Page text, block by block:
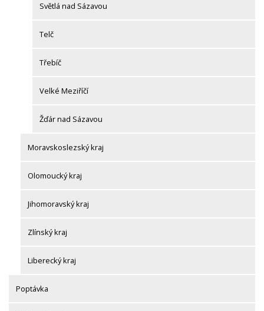
Světlá nad Sázavou
Telč
Třebíč
Velké Meziříčí
Žďár nad Sázavou
Moravskoslezský kraj
Olomoucký kraj
Jihomoravský kraj
Zlínský kraj
Liberecký kraj
Poptávka